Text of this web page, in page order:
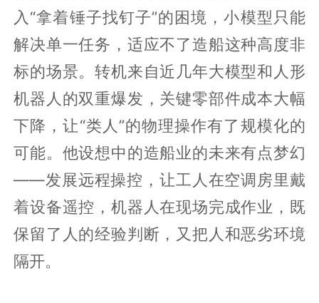
入“拿着锤子找钉子”的困境，小模型只能
解决单一任务，适应不了造船这种高度非
标的场景。转机来自近几年大模型和人形
机器人的双重爆发，关键零部件成本大幅
下降，让“类人”的物理操作有了规模化的
可能。他设想中的造船业的未来有点梦幻
——发展远程操控，让工人在空调房里戴
着设备遥控，机器人在现场完成作业，既
保留了人的经验判断，又把人和恶劣环境
隔开。